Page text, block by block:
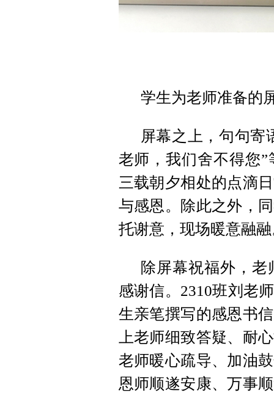
学生为老师准备的
屏幕之上，句句寄
老师，我们舍不得您
三载朝夕相处的点滴
与感恩。除此之外，
托谢意，现场暖意融
除屏幕祝福外，
感谢信。2310班刘老
生亲笔撰写的感恩书
上老师细致答疑、耐
老师暖心疏导、加油
恩师顺遂安康、万事